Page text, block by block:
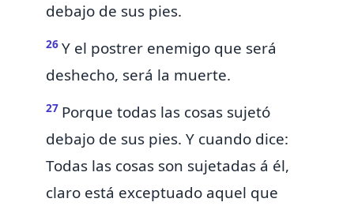
debajo de sus pies.
26 Y el postrer enemigo que será
deshecho, será la muerte.
27 Porque todas las cosas sujetó
debajo de sus pies. Y cuando dice:
Todas las cosas son sujetadas á él,
claro está exceptuado aquel que